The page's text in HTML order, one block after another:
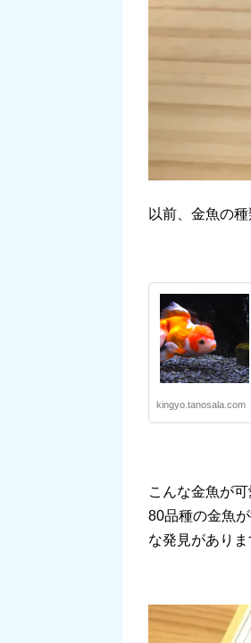
以前、金魚の
kingyo.tanosala.com
こんな金魚が
80品種の金魚
な発見がありま